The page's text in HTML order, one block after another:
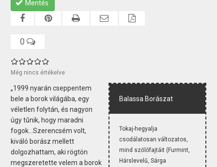
Mentés
0
Még nincs értékelve
Balassa Borászat
Tokaj-hegyalja
csodálatosan változatos,
mind szőlőfajtáit (Furmint,
Hárslevelű, Sárga
„1999 nyarán cseppentem
bele a borok világába, egy
véletlen folytán, és nagyon
úgy tűnik, hogy maradni
fogok...Szerencsém volt,
kiváló borász mellett
dolgozhattam, aki rögtön
megszeretette velem a borok